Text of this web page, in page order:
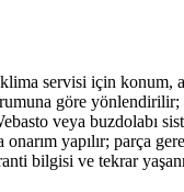
servisi için konum,
göre
veya buzdolabı
yapılır; parça
bilgisi ve tekrar